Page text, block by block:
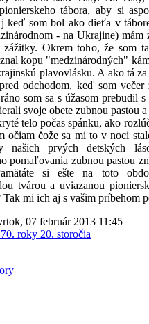
tábora, aby si
keď som bol ako dieťa v
- na Ukrajine) mám
zážitky. Okrem toho, že som
kopu "medzinárodných"
plavovlásku. A ako tá
odchodom, keď som večer
som sa s úžasom prebudil s
svoje obete zubnou pastou
telo počas spánku, ako
očiam čože sa mi to v noci
našich prvých detských
pomaľovania zubnou pastou
si ešte na toto
tvárou a uviazanou
mi ich aj s vašim príbehom
07 február 2013 11:45
roky 20. storočia